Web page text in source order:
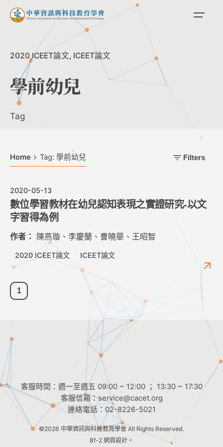
Skip
2020 ICEET論文 ICEET論文
學前幼兒
Tag
Home Tag: 學前幼兒 Filters
2020-05-13
數位學習教材在幼兒認知表現之實證研究-以文
字習得為例
作者： 陳燕璇、李慶蘭、曹曉華、王昭智
2020 ICEET論文 ICEET論文
1
客服時間：週一至週五 09:00 ~ 12:00 ； 13:30 ~ 17:30
客服信箱：service@cacet.org
連絡電話：02-8226-5021
©2026 中華資訊與科技教育學會 All Rights Reserved.
8f-2 網頁設計。